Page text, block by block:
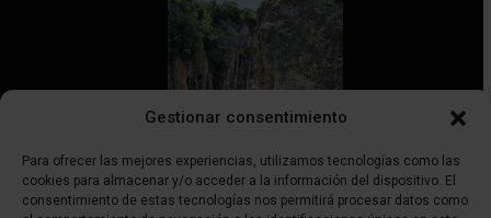
Gestionar consentimiento
Para ofrecer las mejores experiencias, utilizamos tecnologías como las
cookies para almacenar y/o acceder a la información del dispositivo. El
consentimiento de estas tecnologías nos permitirá procesar datos como